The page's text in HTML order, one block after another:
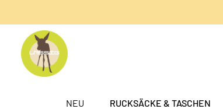
NEU RUCKSÄCKE & TASCHEN